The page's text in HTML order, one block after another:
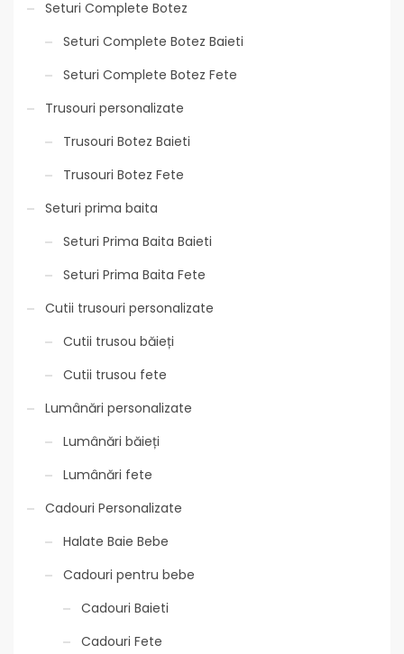
Seturi Complete Botez
Seturi Complete Botez Baieti
Seturi Complete Botez Fete
Trusouri personalizate
Trusouri Botez Baieti
Trusouri Botez Fete
Seturi prima baita
Seturi Prima Baita Baieti
Seturi Prima Baita Fete
Cutii trusouri personalizate
Cutii trusou băieți
Cutii trusou fete
Lumânări personalizate
Lumânări băieți
Lumânări fete
Cadouri Personalizate
Halate Baie Bebe
Cadouri pentru bebe
Cadouri Baieti
Cadouri Fete